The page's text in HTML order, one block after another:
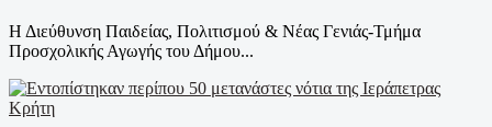
Η Διεύθυνση Παιδείας, Πολιτισμού & Νέας Γενιάς-Τμήμα
Προσχολικής Αγωγής του Δήμου...
Κρήτη